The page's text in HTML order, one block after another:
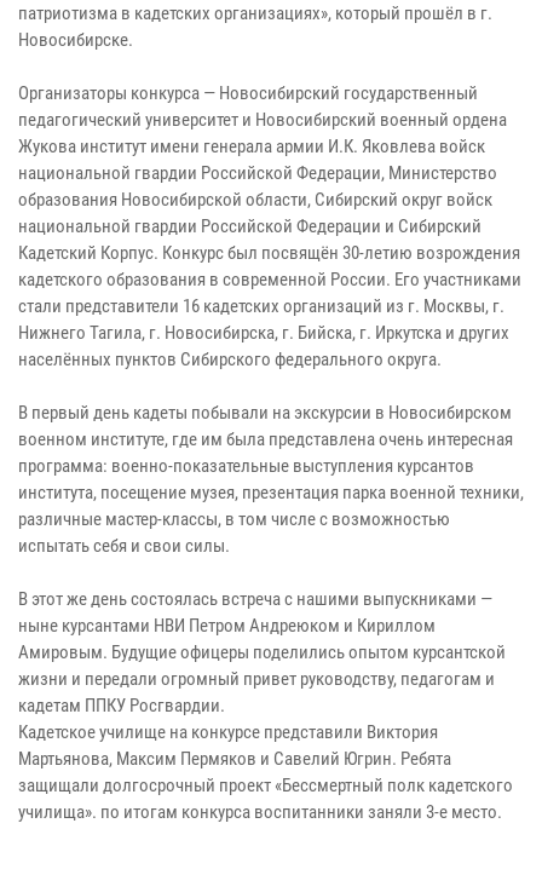
патриотизма в кадетских организациях», который прошёл в г.
Новосибирске.
Организаторы конкурса — Новосибирский государственный
педагогический университет и Новосибирский военный ордена
Жукова институт имени генерала армии И.К. Яковлева войск
национальной гвардии Российской Федерации, Министерство
образования Новосибирской области, Сибирский округ войск
национальной гвардии Российской Федерации и Сибирский
Кадетский Корпус. Конкурс был посвящён 30-летию возрождения
кадетского образования в современной России. Его участниками
стали представители 16 кадетских организаций из г. Москвы, г.
Нижнего Тагила, г. Новосибирска, г. Бийска, г. Иркутска и других
населённых пунктов Сибирского федерального округа.
В первый день кадеты побывали на экскурсии в Новосибирском
военном институте, где им была представлена очень интересная
программа: военно-показательные выступления курсантов
института, посещение музея, презентация парка военной техники,
различные мастер-классы, в том числе с возможностью
испытать себя и свои силы.
В этот же день состоялась встреча с нашими выпускниками —
ныне курсантами НВИ Петром Андреюком и Кириллом
Амировым. Будущие офицеры поделились опытом курсантской
жизни и передали огромный привет руководству, педагогам и
кадетам ППКУ Росгвардии.
Кадетское училище на конкурсе представили Виктория
Мартьянова, Максим Пермяков и Савелий Югрин. Ребята
защищали долгосрочный проект «Бессмертный полк кадетского
училища». по итогам конкурса воспитанники заняли 3-е место.